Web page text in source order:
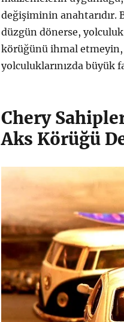
değişiminin
düzgün dönerse,
körüğünü ihmal
yolculuklarınızda büyük
Chery
Aks Körüğü